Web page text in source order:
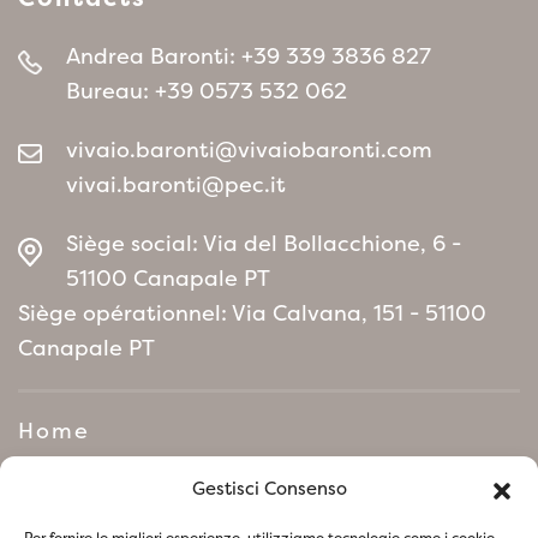
Gestisci Consenso
un choix raffiné pour ceux qui souhaitent
ajouter une touche de couleur décorative et
durable à leur jardin ou terrasse, sans
réside principalement dans l’aspect de ses
feuilles, qui garantissent un intérêt esthétique
Andrea Baronti: +39 339 3836 827
Bureau: +39 0573 532 062
vivaio.baronti@vivaiobaronti.com
vivai.baronti@pec.it
Siège social: Via del Bollacchione, 6 -
51100 Canapale PT
Siège opérationnel: Via Calvana, 151 - 51100
Canapale PT
Home
Manifeste de politique